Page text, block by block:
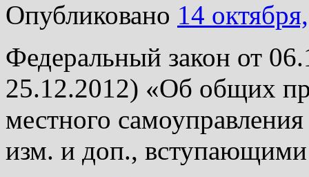
Опубликовано 14
Федеральный закон от
25.12.2012) «Об общих
местного
изм. и доп.,